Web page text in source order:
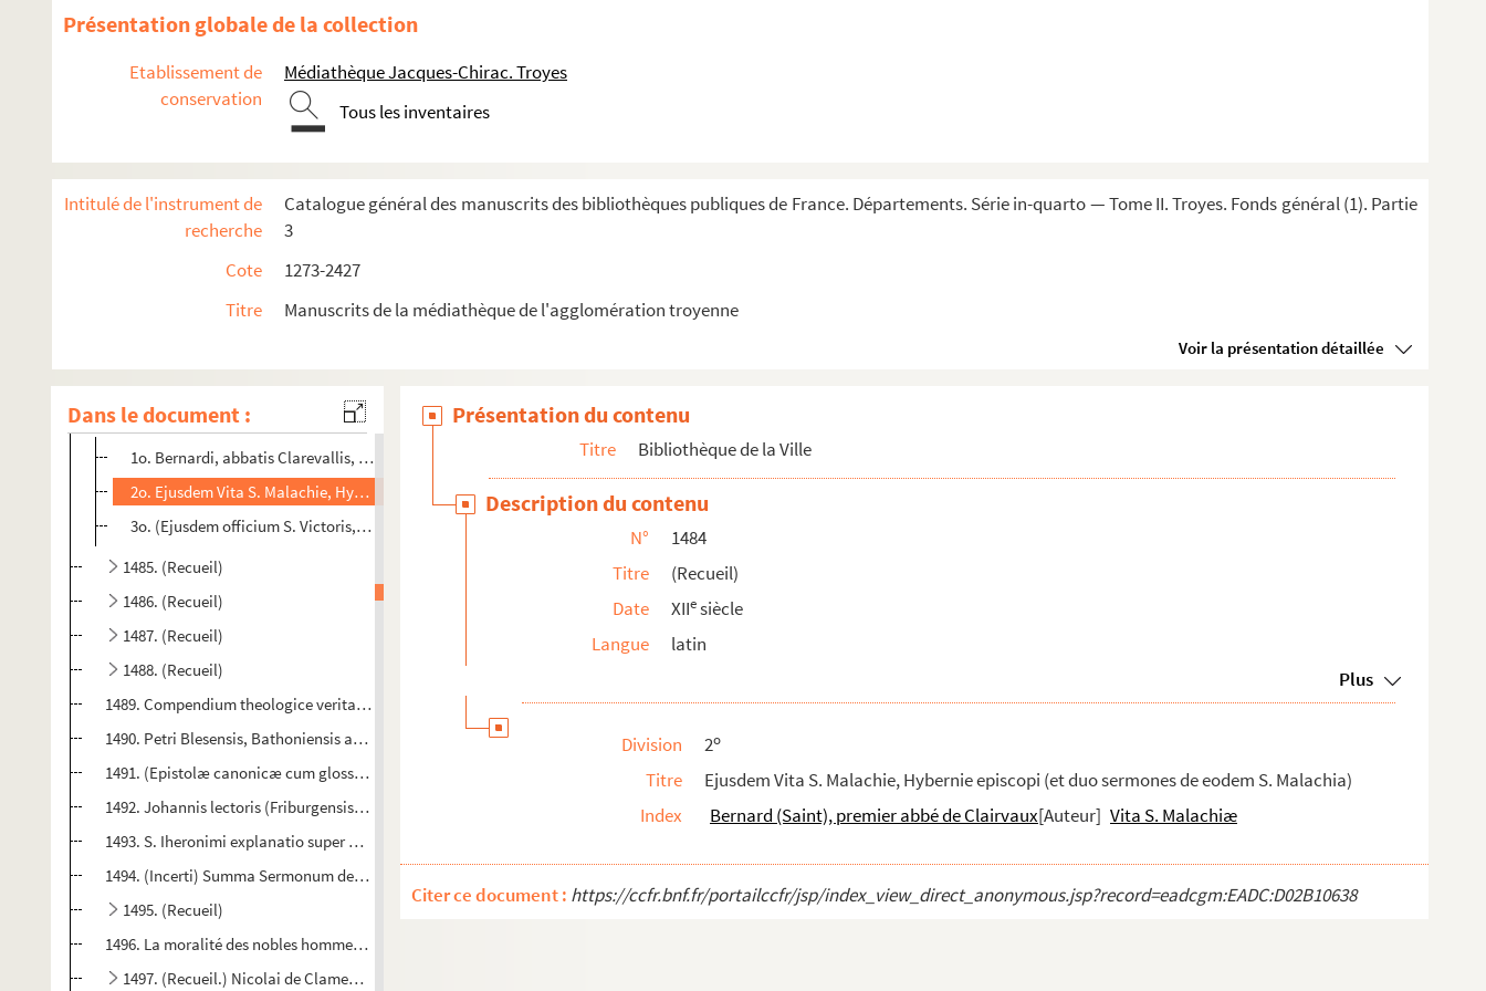
Présentation globale de la collection
Etablissement de
conservation
Médiathèque Jacques-Chirac. Troyes
Tous les inventaires
Intitulé de l'instrument de
recherche
Catalogue général des manuscrits des bibliothèques publiques de France. Départements. Série in-quarto — Tome II. Troyes. Fonds général (1). Partie
3
Cote
1273-2427
Titre
Manuscrits de la médiathèque de l'agglomération troyenne
Voir la présentation détaillée
Dans le document :
1473. (Recueil)
1474. (Missale pro Festis Sanctorum)
1475. (Recueil)
1477. Magistri Adami (forte Britannici, ordinis Minorum) questiones super tercium librum Sententiarum
1478. Evangelia Iohannis et Marci (cum glossa ordinaria)
1480. Missale (ad usum ecclesiæ S. Stephani Trecensis)
1481. Parabole Salomonis, Ecclesiastes, Epistole canonice et Cantica canticorum (cum glossa ordinaria)
1483. (Recueil)
1484. (Recueil)
1o. Bernardi, abbatis Clarevallis, libri de Consideratione, ad Eugenium papam, finis. (7 pages)
2o. Ejusdem Vita S. Malachie, Hybernie episcopi (et duo sermones de eodem S. Malachia)
3o. (Ejusdem officium S. Victoris, rogatu Guidonis, abbatis Arremarensis, compositum)
1485. (Recueil)
1486. (Recueil)
1487. (Recueil)
1488. (Recueil)
1489. Compendium theologice veritatis
1490. Petri Blesensis, Bathoniensis archidiaconi, Epistole (CCXV)
1491. (Epistolæ canonicæ cum glossa ordinaria)
1492. Johannis lectoris (Friburgensis, ordinis Predicatorum) Summa confessorum
1493. S. Iheronimi explanatio super Danielem prophetam
1494. (Incerti) Summa Sermonum de Tempore et Sanctis (numero CXVIII)
1495. (Recueil)
1496. La moralité des nobles hommes et des gens du pueple sus le Gieu des Esches, translaté du latin de fr...
1497. (Recueil.) Nicolai de Clamengis, cantoris Baiocensis, Epistole (CLI)
Présentation du contenu
Titre Bibliothèque de la Ville
Description du contenu
N°
1484
Titre
(Recueil)
Date
XIIesiècle
Langue
latin
Plus
Division 2o
Titre
Ejusdem Vita S. Malachie, Hybernie episcopi (et duo sermones de eodem S. Malachia)
Index
Bernard (Saint), premier abbé de Clairvaux[Auteur] Vita S. Malachiæ
Citer ce document : https://ccfr.bnf.fr/portailccfr/jsp/index_view_direct_anonymous.jsp?record=eadcgm:EADC:D02B10638